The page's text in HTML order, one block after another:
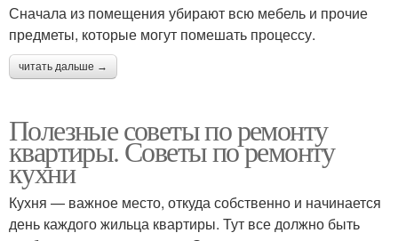
Сначала из помещения убирают всю мебель и прочие
предметы, которые могут помешать процессу.
читать дальше →
Полезные советы по ремонту
квартиры. Советы по ремонту
кухни
Кухня — важное место, откуда собственно и начинается
день каждого жильца квартиры. Тут все должно быть